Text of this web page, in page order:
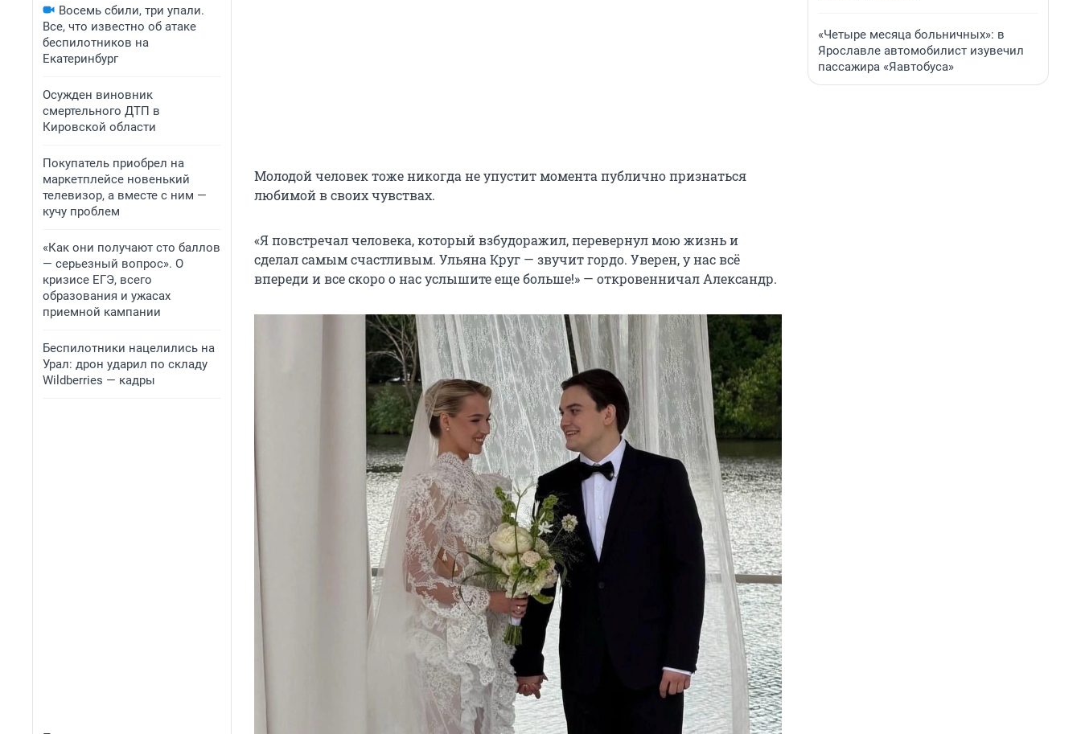
Восемь сбили, три упали.
Все, что известно об атаке
беспилотников на
Екатеринбург
Осужден виновник
смертельного ДТП в
Кировской области
Покупатель приобрел на
маркетплейсе новенький
телевизор, а вместе с ним —
кучу проблем
«Как они получают сто баллов
— серьезный вопрос». О
кризисе ЕГЭ, всего
образования и ужасах
приемной кампании
Беспилотники нацелились на
Урал: дрон ударил по складу
Wildberries — кадры
Молодой человек тоже никогда не упустит момента публично признаться
любимой в своих чувствах.
«Я повстречал человека, который взбудоражил, перевернул мою жизнь и
сделал самым счастливым. Ульяна Круг — звучит гордо. Уверен, у нас всё
впереди и все скоро о нас услышите еще больше!» — откровенничал Александр.
«Четыре месяца больничных»: в
Ярославле автомобилист изувечил
пассажира «Яавтобуса»